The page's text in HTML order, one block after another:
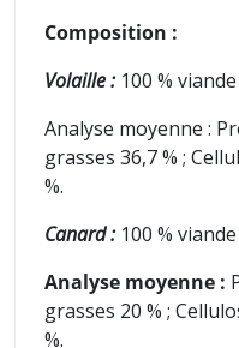
Composition :
Volaille : 100 %
Analyse moyenne :
grasses 36,7 % ;
%.
Canard : 100 %
Analyse moyenne :
grasses 20 % ;
%.